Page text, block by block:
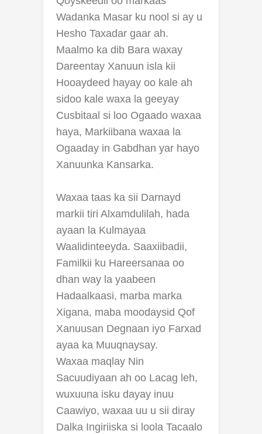
Wadanka Masar ku nool si ay u
Hesho Taxadar gaar ah.
Maalmo ka dib Bara waxay
Dareentay Xanuun isla kii
Hooaydeed hayay oo kale ah
sidoo kale waxa la geeyay
Cusbitaal si loo Ogaado waxaa
haya, Markiibana waxaa la
Ogaaday in Gabdhan yar hayo
Xanuunka Kansarka.
Waxaa taas ka sii Darnayd
markii tiri Alxamdulilah, hada
ayaan la Kulmayaa
Waalidinteeyda. Saaxiibadii,
Familkii ku Hareersanaa oo
dhan way la yaabeen
Hadaalkaasi, marba marka
Xigana, maba moodaysid Qof
Xanuusan Degnaan iyo Farxad
ayaa ka Muuqnaysay.
Waxaa maqlay Nin
Sacuudiyaan ah oo Lacag leh,
wuxuuna isku dayay inuu
Caawiyo, waxaa uu u sii diray
Dalka Ingiriiska si loola Tacaalo